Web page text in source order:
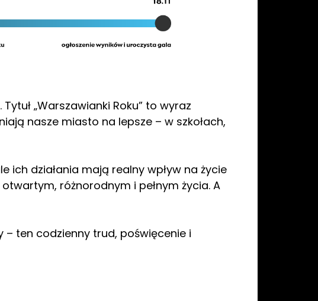
„Warszawianki Roku” to wyraz
nasze miasto na lepsze – w szkołach,
działania mają realny wpływ na życie
różnorodnym i pełnym życia. A
ten codzienny trud, poświęcenie i